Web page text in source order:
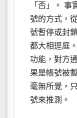
「否」。
號的方式，
號暫停或封
都大相逕庭
功能，對方
果是帳號被
毫無所覺，
號來推測。